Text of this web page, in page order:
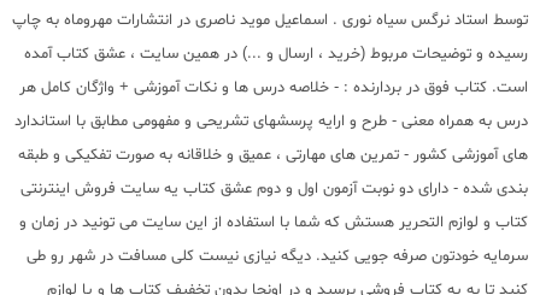
توسط استاد نرگس سیاه نوری . اسماعیل موید ناصری در انتشارات مهروماه به چاپ
رسیده و توضیحات مربوط (خرید ، ارسال و ...) در همین سایت ، عشق کتاب آمده
است. کتاب فوق در بردارنده : - خلاصه درس ها و نکات آموزشی + واژگان کامل هر
درس به همراه معنی - طرح و ارایه پرسشهای تشریحی و مفهومی مطابق با استاندارد
های آموزشی کشور - تمرین های مهارتی ، عمیق و خلاقانه به صورت تفکیکی و طبقه
بندی شده - دارای دو نوبت آزمون اول و دوم عشق کتاب یه سایت فروش اینترنتی
کتاب و لوازم التحریر هستش که شما با استفاده از این سایت می تونید در زمان و
سرمایه خودتون صرفه جویی کنید. دیگه نیازی نیست کلی مسافت در شهر رو طی
کنید تا به یه کتاب فروشی برسید و در اونجا بدون تخفیف کتاب ها و یا لوازم